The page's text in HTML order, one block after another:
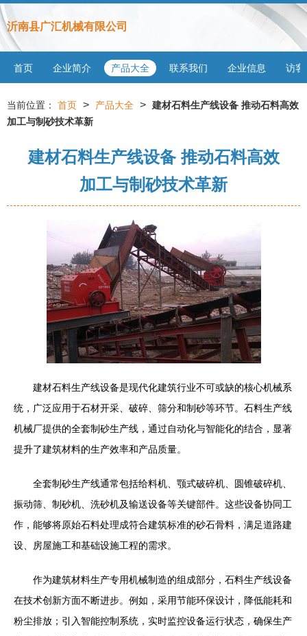
沂南县广汇机械有限公司
首页 企业简介 产品大全 联系我们 企业信息 访客
当前位置： 首页 > 产品大全 > 建材石料生产线设备 推动石料高效
加工与制砂技术革新
建材石料生产线设备 推动石料高效
加工与制砂技术革新
建材石料生产线设备是现代化建筑行业不可或缺的核心机械系
统，广泛应用于石材开采、破碎、筛分和制砂等环节。石料生产线
机械厂提供的全套制砂生产线，通过自动化与智能化的结合，显著
提升了建筑材料的生产效率和产品质量。
全套制砂生产线通常包括给料机、颚式破碎机、圆锥破碎机、
振动筛、制砂机、洗砂机及输送设备等关键部件。这些设备协同工
作，能够将原始石料处理成符合建筑标准的砂石骨料，满足道路建
设、房屋施工和基础设施工程的需求。
作为建筑材料生产专用机械制造的组成部分，石料生产线设备
在技术创新方面不断进步。例如，采用节能环保设计，降低能耗和
粉尘排放；引入智能控制系统，实时监控设备运行状态，确保生产